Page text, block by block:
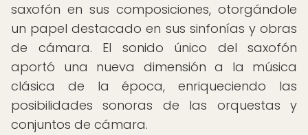
saxofón en sus composiciones, otorgándole
un papel destacado en sus sinfonías y obras
de cámara. El sonido único del saxofón
aportó una nueva dimensión a la música
clásica de la época, enriqueciendo las
posibilidades sonoras de las orquestas y
conjuntos de cámara.